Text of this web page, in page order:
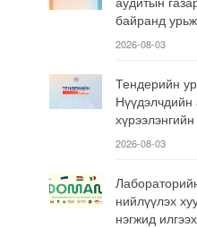
байранд
2026-08-03
Тендерийн
Нүүдэлчдийн
2026-08-03
нийлүүлэх
нэгжид